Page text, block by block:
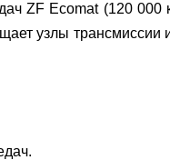
ZF Ecomat (120 000
узлы трансмиссии